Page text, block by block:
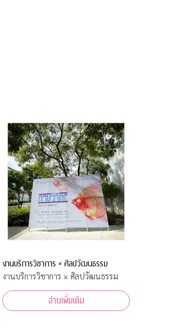
งานบริการวิชาการ × ศิลปวัฒนธรรม
งานบริการวิชาการ × ศิลปวัฒนธรรม
อ่านเพิ่มเติม